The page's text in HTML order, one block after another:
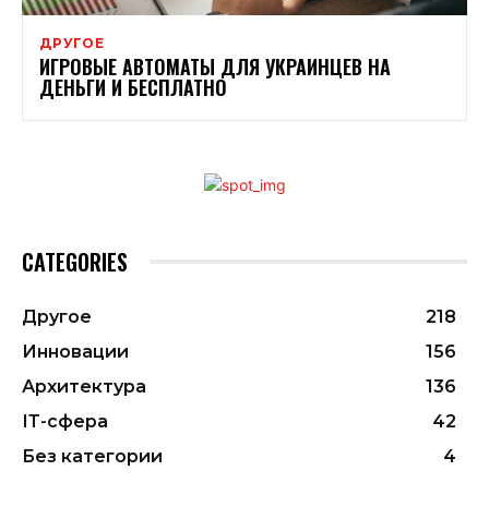
ДРУГОЕ
ИГРОВЫЕ АВТОМАТЫ ДЛЯ УКРАИНЦЕВ НА
ДЕНЬГИ И БЕСПЛАТНО
CATEGORIES
Другое
218
Инновации
156
Архитектура
136
ІТ-сфера
42
Без категории
4